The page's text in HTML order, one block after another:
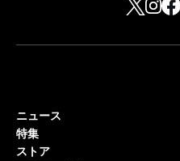
ニュース
特集
ストア